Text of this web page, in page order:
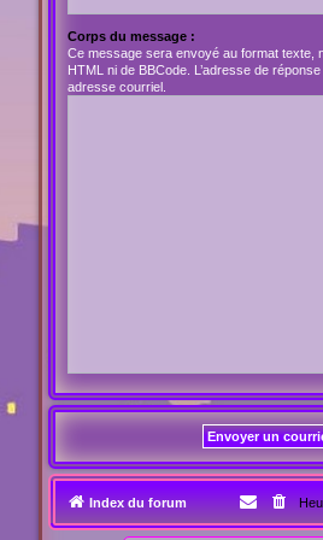
Corps du message :
Ce message sera envoyé au format texte,
HTML ni de BBCode. L’adresse de
adresse courriel.
Index du forum